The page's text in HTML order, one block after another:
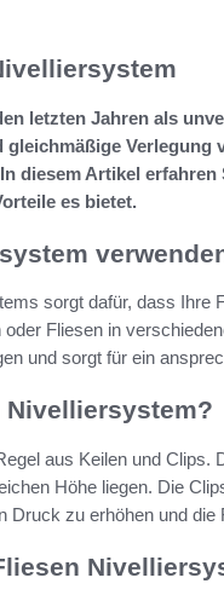
letzten Jahren als
Verlegung
diesem Artikel
es bietet.
sorgt dafür, dass Ihre
Fliesen in
und sorgt für ein
aus Keilen und Clips.
Höhe liegen. Die
Druck zu erhöhen und die